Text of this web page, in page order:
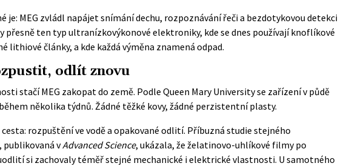
je: MEG zvládl napájet snímání dechu, rozpoznávání řeči a bezdotykovou detekci
přesně ten typ ultranízkovýkonové elektroniky, kde se dnes používají knoflíkové
lithiové články, a kde každá výměna znamená odpad.
odlít znovu
stačí MEG zakopat do země. Podle Queen Mary Universityse zařízení v půdě
několika týdnů. Žádné těžké kovy, žádné perzistentní plasty.
rozpuštění ve vodě a opakované odlití. Příbuzná studie stejného
publikovaná vAdvanced Science, ukázala, že želatinovo-uhlíkové filmy po
si zachovaly téměř stejné mechanické i elektrické vlastnosti. U samotného